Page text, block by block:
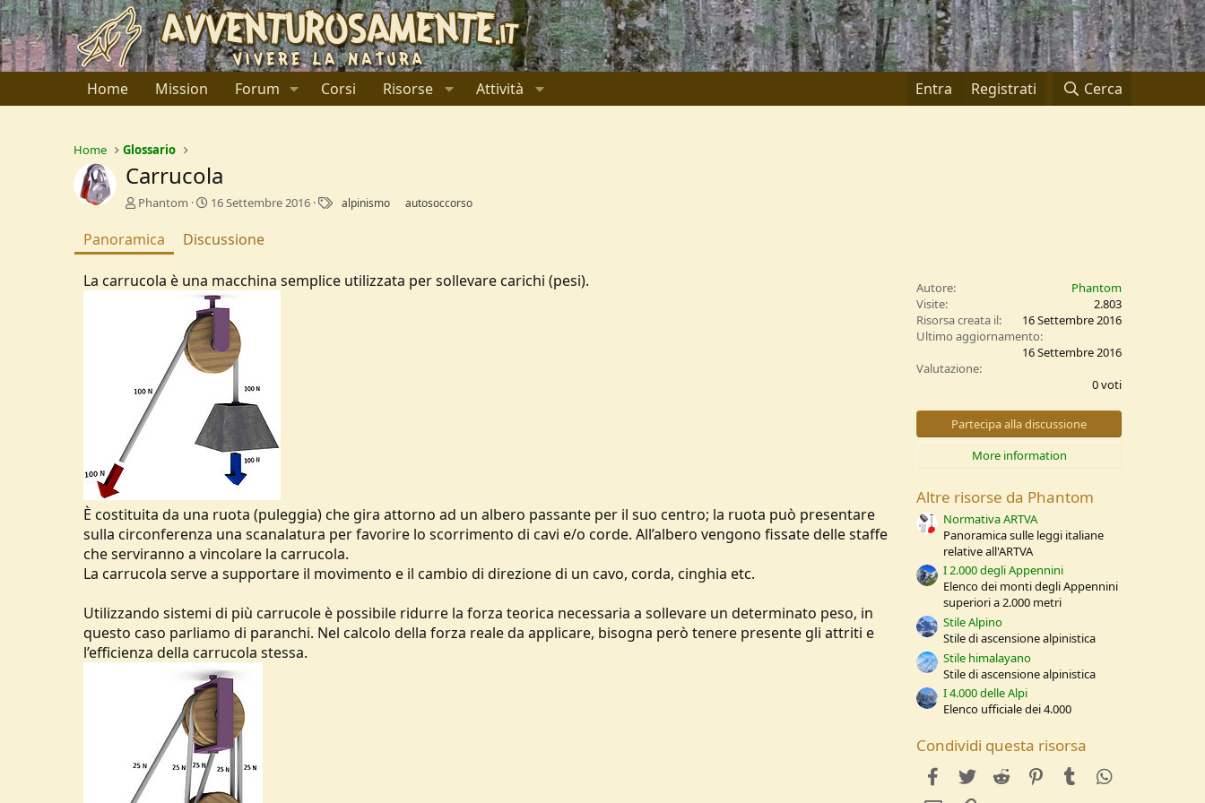
Home Mission Forum Corsi Risorse Attività Entra Registrati Cerca
Home Glossario
Carrucola
A
t
o
e
Phantom
C
e
a
o
n
d
a
t
e
16 Settembre 2016 alpinismo autosoccorso
Panoramica Discussione
La carrucola è una macchina semplice utilizzata per sollevare carichi (pesi).
È costituita da una ruota (puleggia) che gira attorno ad un albero passante per il suo centro; la ruota può presentare
sulla circonferenza una scanalatura per favorire lo scorrimento di cavi e/o corde. All’albero vengono fissate delle staffe
che serviranno a vincolare la carrucola.
La carrucola serve a supportare il movimento e il cambio di direzione di un cavo, corda, cinghia etc.
Utilizzando sistemi di più carrucole è possibile ridurre la forza teorica necessaria a sollevare un determinato peso, in
questo caso parliamo di paranchi. Nel calcolo della forza reale da applicare, bisogna però tenere presente gli attriti e
l’efficienza della carrucola stessa.
Autore
Phantom
Visite
2.803
Risorsa creata il
16 Settembre 2016
Ultimo aggiornamento
16 Settembre 2016
Valutazione
,
0
0
t
0 voti
Partecipa alla discussione
More information
Altre risorse da Phantom
Normativa ARTVA
Panoramica sulle leggi italiane
relative all'ARTVA
I 2.000 degli Appennini
Elenco dei monti degli Appennini
superiori a 2.000 metri
Stile Alpino
Stile di ascensione alpinistica
Stile himalayano
Stile di ascensione alpinistica
I 4.000 delle Alpi
Elenco ufficiale dei 4.000
Condividi questa risorsa
facebook
Twitter Reddit Pinterest
Tumblr